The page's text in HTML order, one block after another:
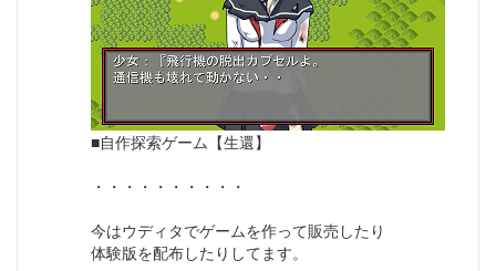
■自作探索ゲーム【生還】
・・・・・・・・・・
今はウディタでゲームを作って販売したり
体験版を配布したりしてます。